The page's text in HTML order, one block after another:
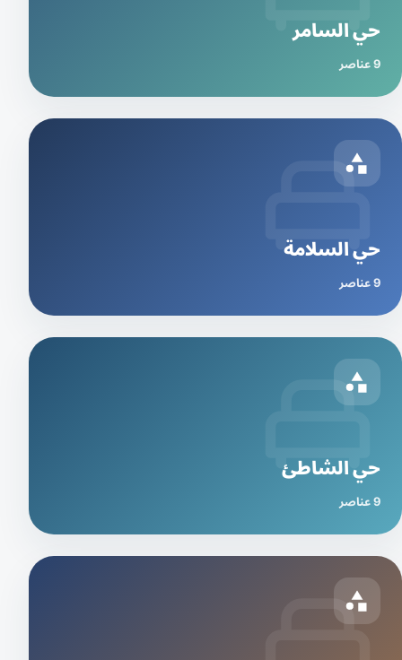
حي السامر
9 عناصر
حي السلامة
9 عناصر
حي الشاطئ
9 عناصر